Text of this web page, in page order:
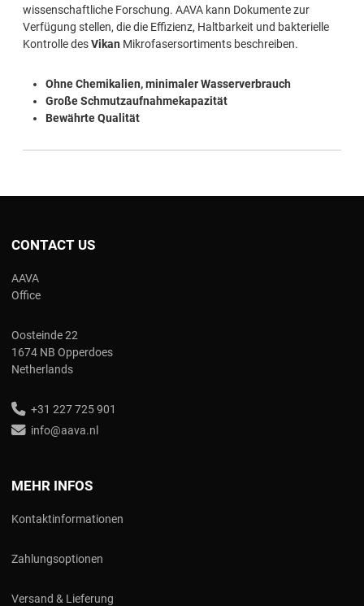
wissenschaftliche Forschung. AAVA kann Dokumente zur
Verfügung stellen, die die Effizienz, Haltbarkeit und bakterielle
Kontrolle desVikan Mikrofasersortiments beschreiben.
Ohne Chemikalien, minimaler Wasserverbrauch
Große Schmutzaufnahmekapazität
Bewährte Qualität
CONTACT US
AAVA
Office
Oosteinde 22
1674 NB Opperdoes
Netherlands
+31 227 725 901
info@aava.nl
MEHR INFOS
Kontaktinformationen
Zahlungsoptionen
Versand & Lieferung